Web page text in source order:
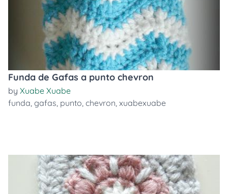
Funda de Gafas a punto chevron
by Xuabe Xuabe
funda, gafas, punto, chevron, xuabexuabe